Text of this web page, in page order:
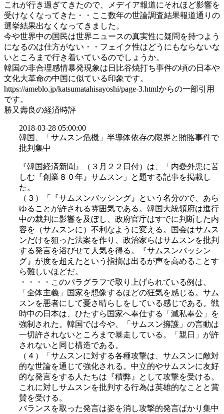
これが行き過ぎてきたので、メデイア報道にそれほど影響を
受けなくなってきた・・ここ数年の世論調査結果報道通りの
選挙結果出なくなってきました。
今や世界中の国民は世界ニュースの真実性に疑問を持つよう
になるのは仕方がない・・フェイク性はどうにもならないな
いところまで行き着いているのでしょうか。
韓国の非合理感情暴発現象は日比谷焼打ち事件の頃の日本や
文化大革命の中国に似ている印象です。
https://ameblo.jp/katsumatahisayoshi/page-3.htmlからの一部引用
です。
勝又壽良の経済時評
2018-03-28 05:00:00
韓国、「サムスン危機」半導体依存の限界と賄賂事件で
批判集中
『韓国経済新聞』（３月２２日付）は、「内憂外患に苦
しむ『創業８０年』サムスン」と題する記事を掲載し
た。
（３）「『サムスンバッシング』という名分ので、あら
ゆることが許される雰囲気である。韓国大統領府は進行
中の裁判に影響を及ぼし、政府官庁はすでに判断した内
容を（サムスンに）不利なように変える。国会はサムス
ンだけを狙った法案を作り、政治家らはサムスンを批判
する発言を浴びせて人気を得る。『サムスンバッシン
グ』が度を超えたという指摘は出るが声を高めることす
ら難しいほどだ。
・・・・このパラグラフで取り上げられている例は、
「全体主義」国家を想像するほどの狂気を感じる。サム
スンを悪者にして憂さ晴らしをしている感じである。戦
時中の日本は、ひたすら国家へ奉仕する「滅私奉公」を
強制された。韓国では今や、「サムスン擁護」の言動は
一切許されないところまで暴走している。「親日」が許
されないと同じ構造である。
（４）「サムスンに対する各種攻撃は、サムスンに敵対
的な世論を通じて強化される。中立的やサムスンに友好
的な発言をする人たちは『積弊』として攻撃を受ける。
これに対しサムスンを批判する行為は英雄的なことと賞
賛を受ける。
バランスを取った発言は姿を消し攻撃的発言ばかり集中